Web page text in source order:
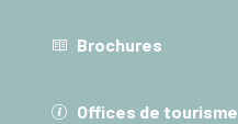
Brochures
Offices de tourisme